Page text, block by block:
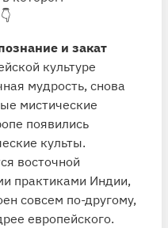
и закат
культуре
мудрость, снова
мистические
появились
культы.
восточной
практиками Индии,
совсем по-другому,
европейского.